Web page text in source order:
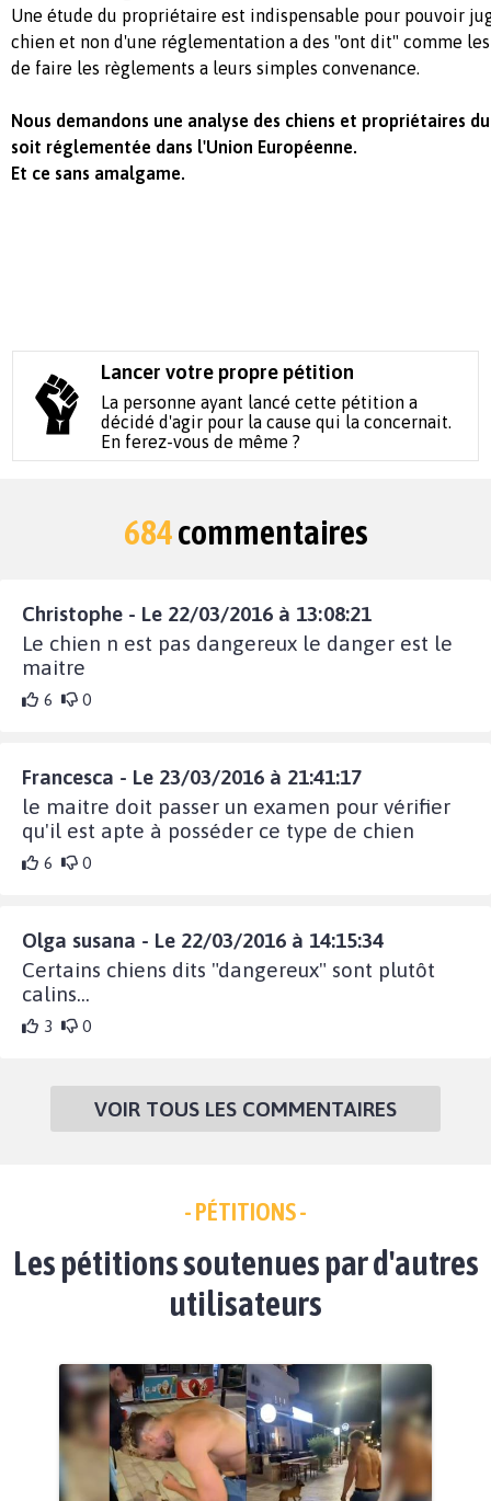
Une étude du propriétaire est indispensable pour pouvoir
chien et non d'une réglementation a des "ont dit" comme
de faire les règlements a leurs simples convenance.
Nous demandons une analyse des chiens et propriétaires
soit réglementée dans l'Union Européenne.
Et ce sans amalgame.
Lancer votre propre pétition
La personne ayant lancé cette pétition a
décidé d'agir pour la cause qui la concernait.
En ferez-vous de même ?
684commentaires
Christophe - Le 22/03/2016 à 13:08:21
Le chien n est pas dangereux le danger est le
maitre
6 0
Francesca - Le 23/03/2016 à 21:41:17
le maitre doit passer un examen pour vérifier
qu'il est apte à posséder ce type de chien
6 0
Olga susana - Le 22/03/2016 à 14:15:34
Certains chiens dits "dangereux" sont plutôt
calins...
3 0
VOIR TOUS LES COMMENTAIRES
- PÉTITIONS -
Les pétitions soutenues par d'autres
utilisateurs